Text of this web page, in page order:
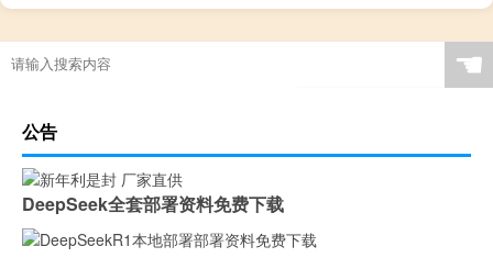
☚
公告
DeepSeek全套部署资料免费下载